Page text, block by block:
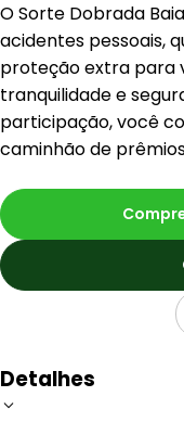
O Sorte Dobrada
acidentes pessoais,
proteção extra para
tranquilidade e
participação, você
caminhão de
Detalhes